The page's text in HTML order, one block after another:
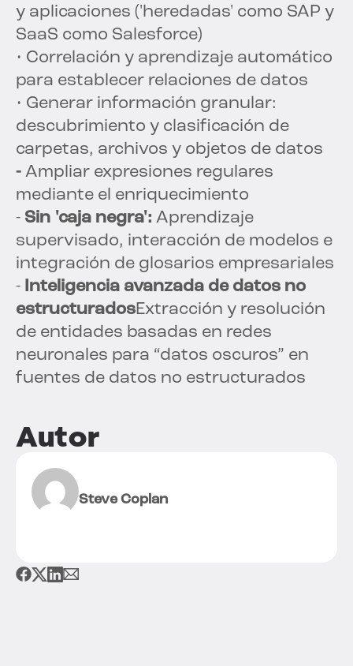
y aplicaciones ('heredadas' como SAP y
SaaS como Salesforce)
• Correlación y aprendizaje automático
para establecer relaciones de datos
• Generar información granular:
descubrimiento y clasificación de
carpetas, archivos y objetos de datos
- Ampliar expresiones regulares
mediante el enriquecimiento
- Sin 'caja negra': Aprendizaje
supervisado, interacción de modelos e
integración de glosarios empresariales
- Inteligencia avanzada de datos no
estructuradosExtracción y resolución
de entidades basadas en redes
neuronales para “datos oscuros” en
fuentes de datos no estructurados
Autor
Steve Coplan